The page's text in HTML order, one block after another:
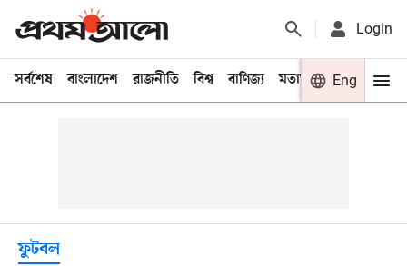
Login
সর্বশেষ বাংলাদেশ রাজনীতি বিশ্ব বাণিজ্য মতামত খেলা
Eng
ফুটবল